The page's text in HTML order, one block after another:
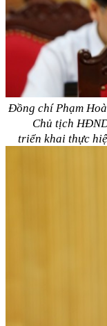
Đồng chí Phạm
Chủ tịch
triển khai thực